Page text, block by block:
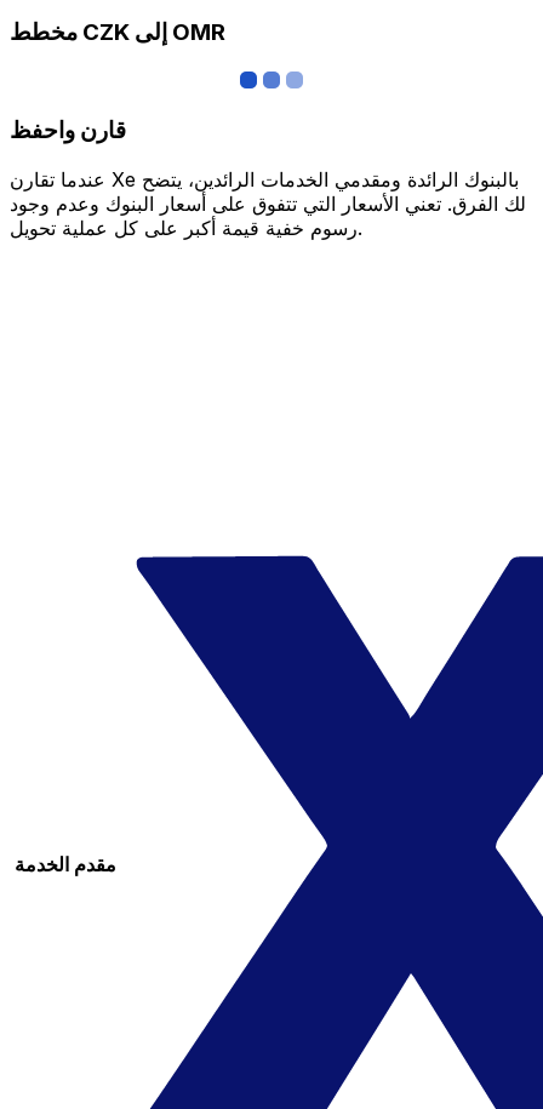
مخطط CZK إلى OMR
قارن واحفظ
عندما تقارن Xe بالبنوك الرائدة ومقدمي الخدمات الرائدين، يتضح
لك الفرق. تعني الأسعار التي تتفوق على أسعار البنوك وعدم وجود
رسوم خفية قيمة أكبر على كل عملية تحويل.
مقدم الخدمة